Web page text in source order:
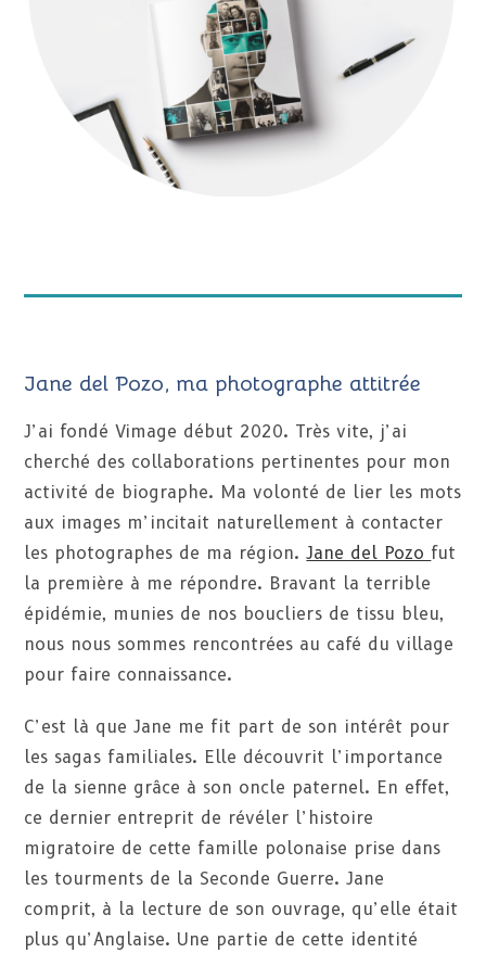
Jane del Pozo, ma photographe attitrée
J’ai fondé Vimage début 2020. Très vite, j’ai
cherché des collaborations pertinentes pour mon
activité de biographe. Ma volonté de lier les mots
aux images m’incitait naturellement à contacter
les photographes de ma région.Jane del Pozo fut
la première à me répondre. Bravant la terrible
épidémie, munies de nos boucliers de tissu bleu,
nous nous sommes rencontrées au café du village
pour faire connaissance.
C’est là que Jane me fit part de son intérêt pour
les sagas familiales. Elle découvrit l’importance
de la sienne grâce à son oncle paternel. En effet,
ce dernier entreprit de révéler l’histoire
migratoire de cette famille polonaise prise dans
les tourments de la Seconde Guerre. Jane
comprit, à la lecture de son ouvrage, qu’elle était
plus qu’Anglaise. Une partie de cette identité